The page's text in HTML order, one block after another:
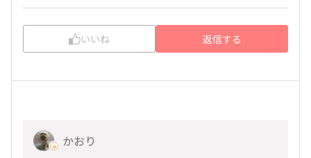
いいね 返信する
かおり